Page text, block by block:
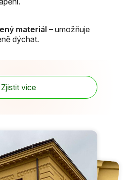
materiál – umožňuje
dýchat.
Zjistit více